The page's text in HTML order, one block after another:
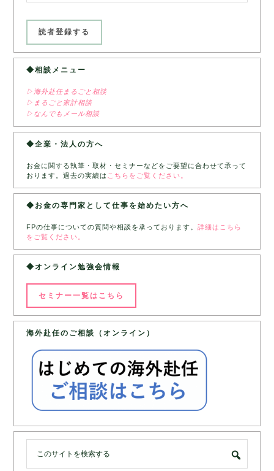
◆相談メニュー
▷海外赴任まるごと相談
▷まるごと家計相談
▷なんでもメール相談
◆企業・法人の方へ
お金に関する執筆・取材・セミナーなどをご要望に合わせて承って
おります。過去の実績は こちらをご覧ください。
◆お金の専門家として仕事を始めたい方へ
FPの仕事についての質問や相談を承っております。詳細はこちら
をご覧ください。
◆オンライン勉強会情報
セミナー一覧はこちら
海外赴任のご相談（オンライン）